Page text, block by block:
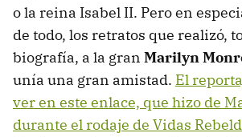
o la reina Isabel II. Pero en
de todo, los retratos que realizó,
biografía, a la gran Marilyn
unía una gran amistad. El
ver en este enlace, que hizo de
durante el rodaje de Vidas